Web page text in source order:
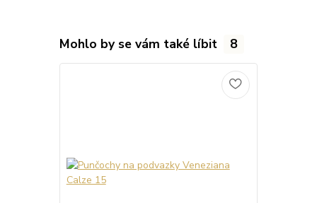
Mohlo by se vám také líbit 8